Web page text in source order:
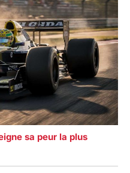
sa peur la plus